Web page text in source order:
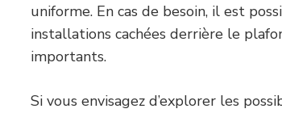
uniforme. En cas de besoin, il est
installations cachées derrière le
importants.
Si vous envisagez d’explorer les